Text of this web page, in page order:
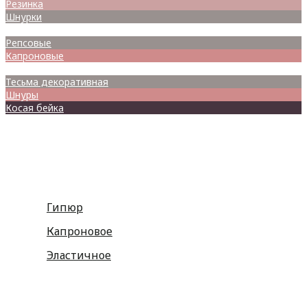
Резинка
Шнурки
Репсовые
Капроновые
Тесьма декоративная
Шнуры
Косая бейка
Гипюр
Капроновое
Эластичное